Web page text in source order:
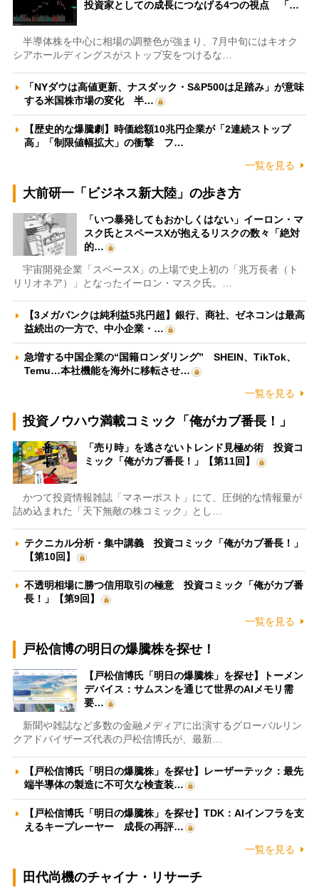
投資家としての成長につなげる4つの視点 「…
半導体株を中心に相場の調整色が強まり、7月中旬にはキオク
シアホールディングスがストップ安をつけるな…
「NYダウは高値更新、ナスダック・S&P500は足踏み」が意味
する米国株市場の変化 半…
【歴史的な爆騰劇】時価総額10兆円企業が「2連続ストップ
高」「制限値幅拡大」の衝撃 フ…
一覧を見る
大前研一「ビジネス新大陸」の歩き方
「いつ暴発してもおかしくはない」イーロン・マ
スク氏とスペースXが抱えるリスクの数々「絶対
的…
宇宙開発企業「スペースX」の上場で史上初の「兆万長者（ト
リリオネア）」となったイーロン・マスク氏。…
【3メガバンクは純利益5兆円超】銀行、商社、ゼネコンは最高
益続出の一方で、中小企業・…
急増する中国企業の“国籍ロンダリング” SHEIN、TikTok、
Temu…本社機能を海外に移転させ…
一覧を見る
投資ノウハウ満載コミック「俺がカブ番長！」
「売り時」を逃さないトレンド見極め術 投資コ
ミック「俺がカブ番長！」【第11回】
かつて投資情報雑誌「マネーポスト」にて、圧倒的な情報量が
詰め込まれた「天下無敵の株コミック」とし…
テクニカル分析・集中講義 投資コミック「俺がカブ番長！」
【第10回】
不透明相場に勝つ信用取引の極意 投資コミック「俺がカブ番
長！」【第9回】
一覧を見る
戸松信博の明日の爆騰株を探せ！
【戸松信博氏「明日の爆騰株」を探せ】トーメン
デバイス：サムスンを通じて世界のAIメモリ需
要…
新聞や雑誌など多数の金融メディアに出演するグローバルリン
クアドバイザーズ代表の戸松信博氏が、最新…
【戸松信博氏「明日の爆騰株」を探せ】レーザーテック：最先
端半導体の製造に不可欠な検査装…
【戸松信博氏「明日の爆騰株」を探せ】TDK：AIインフラを支
えるキープレーヤー 成長の再評…
一覧を見る
田代尚機のチャイナ・リサーチ